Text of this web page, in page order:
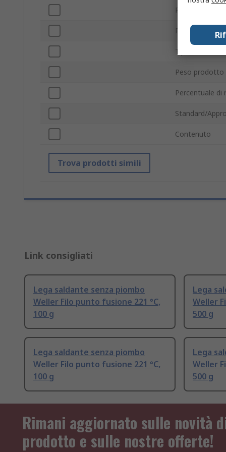
Percentuale di
Percentuale di
Tipo di flussante
Peso prodotto
Percentuale di
Standard/
Contenuto
Trova prodotti simili
Link consigliati
Lega saldante senza piombo
Weller Filo punto fusione 221 °C,
100 g
Lega
Weller
500 g
Lega saldante senza piombo
Weller Filo punto fusione 221 °C,
100 g
Lega
Weller
500 g
Rimani aggiornato sulle novità
prodotto e sulle nostre offerte!